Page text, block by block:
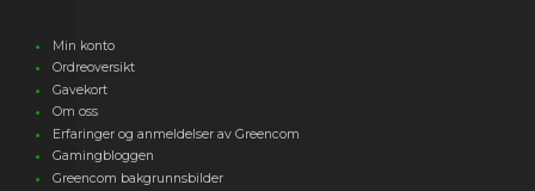
Min konto
Ordreoversikt
Gavekort
Om oss
Erfaringer og anmeldelser av Greencom
Gamingbloggen
Greencom bakgrunnsbilder